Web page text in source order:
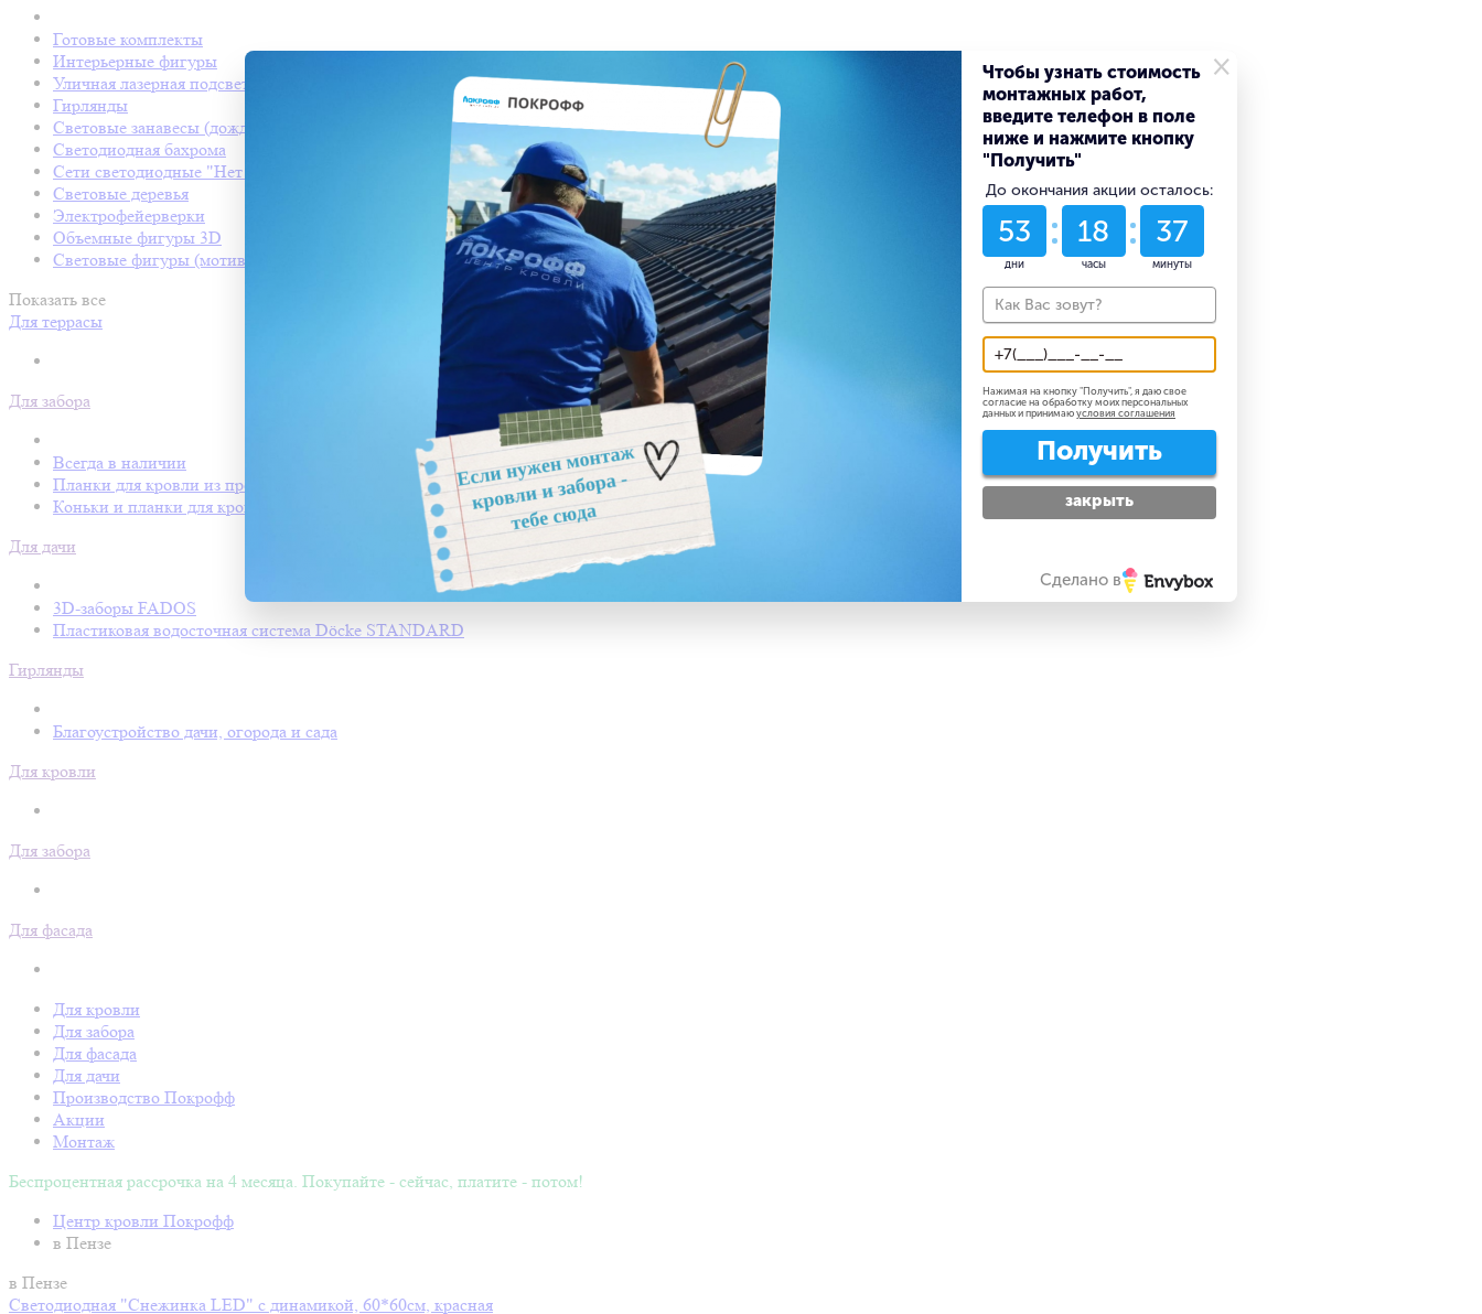
Готовые комплекты
Интерьерные фигуры
Уличная лазерная подсветка
Гирлянды
Световые занавесы (дождь светодиодный)
Светодиодная бахрома
Сети светодиодные "Нет Лайт"
Световые деревья
Электрофейерверки
Объемные фигуры 3D
Световые фигуры (мотивы)
Показать все
Для террасы
Для забора
Всегда в наличии
Планки для кровли из профнастила
Коньки и планки для кровли Покрофф
Для дачи
3D-заборы FADOS
Пластиковая водосточная система Döcke STANDARD
Гирлянды
Благоустройство дачи, огорода и сада
Для кровли
Для забора
Для фасада
Для кровли
Для забора
Для фасада
Для дачи
Производство Покрофф
Акции
Монтаж
Беспроцентная рассрочка на 4 месяца. Покупайте - сейчас, платите - потом!
Центр кровли Покрофф
в Пензе
в Пензе
Светодиодная "Снежинка LED" с динамикой, 60*60см, красная
×
Чтобы узнать стоимость
монтажных работ,
введите телефон в поле
ниже и нажмите кнопку
"Получить"
До окончания акции осталось:
53
дни
18
часы
37
минуты
Нажимая на кнопку "Получить", я даю свое
согласие на обработку моих персональных
данных и принимаю условия соглашения
Получить
закрыть
Сделано в